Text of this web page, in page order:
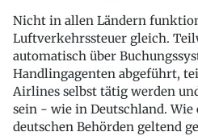
Nicht in allen Ländern
Luftverkehrssteuer gleich.
automatisch über
Handlingagenten abgeführt,
Airlines selbst tätig werden
sein - wie in Deutschland. Wie
deutschen Behörden geltend